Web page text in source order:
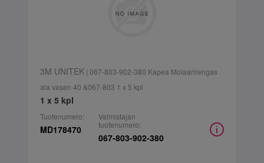
3M UNITEK| 067-803-902-380 Kapea Molaarirengas
ala vasen 40 &067-803 1 x 5 kpl
1 x 5 kpl
Tuotenumero:
MD178470
Valmistajan
tuotenumero:
067-803-902-380